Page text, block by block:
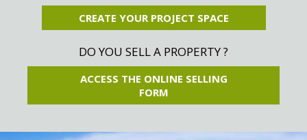
CREATE YOUR PROJECT SPACE
DO YOU SELL A PROPERTY ?
ACCESS THE ONLINE SELLING
FORM